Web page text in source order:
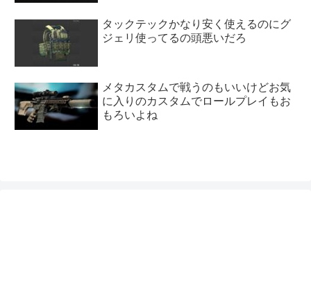
タックテックかなり安く使えるのにグ
ジェリ使ってるの頭悪いだろ
メタカスタムで戦うのもいいけどお気
に入りのカスタムでロールプレイもお
もろいよね